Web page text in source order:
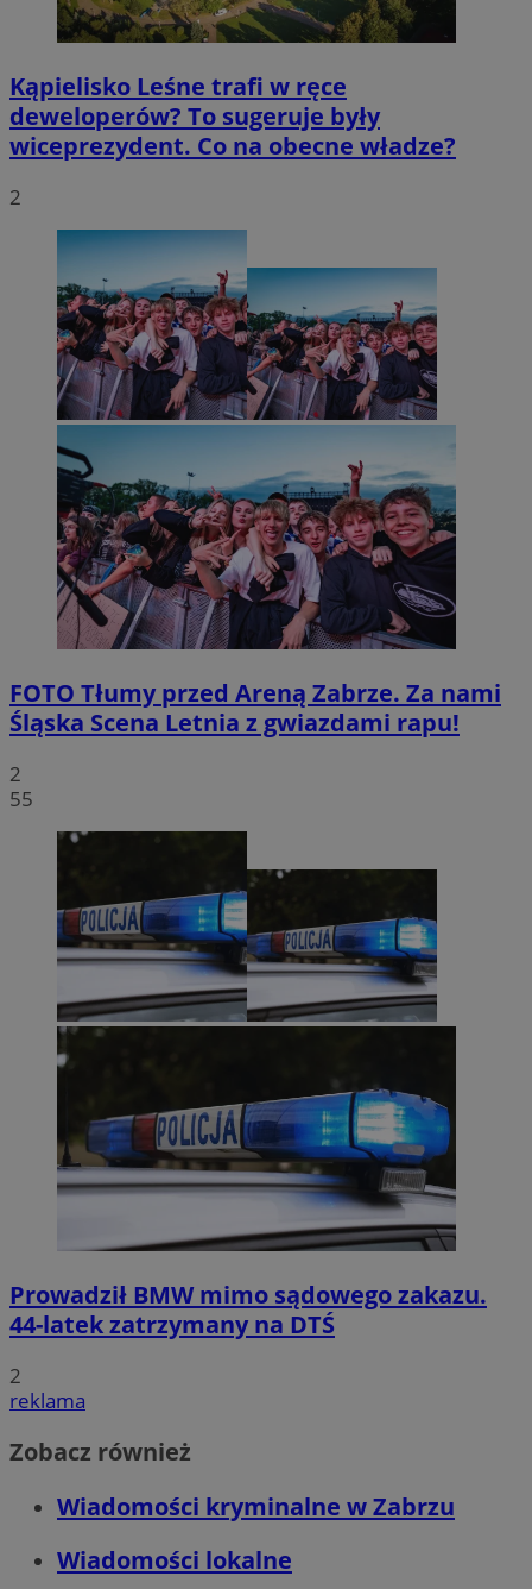
Kąpielisko Leśne trafi w ręce
deweloperów? To sugeruje były
wiceprezydent. Co na obecne władze?
2
FOTO Tłumy przed Areną Zabrze. Za nami
Śląska Scena Letnia z gwiazdami rapu!
2
55
Prowadził BMW mimo sądowego zakazu.
44-latek zatrzymany na DTŚ
2
reklama
Zobacz również
Wiadomości kryminalne w Zabrzu
Wiadomości lokalne